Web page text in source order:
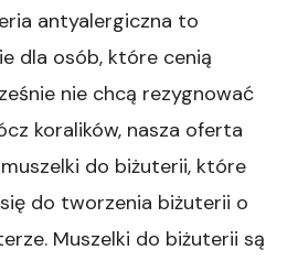
antyalergiczna to
dla osób, które cenią
nie chcą rezygnować
koralików, nasza oferta
do biżuterii, które
do tworzenia biżuterii o
Muszelki do biżuterii są